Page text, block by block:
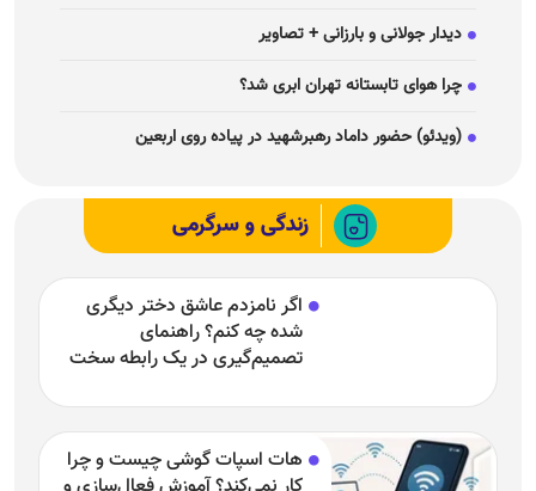
زندگی و سرگرمی
اگر نامزدم عاشق دختر دیگری
شده چه کنم؟ راهنمای
هات اسپات گوشی چیست و چرا
کار نمی‌کند؟ آموزش فعال‌سازی و
رفع مشکلات
تصاویر؛ رنگِ آبی درخشان به
عنوان رنگ سال 2027 انتخاب شد